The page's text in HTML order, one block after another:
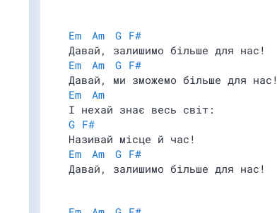
Em Am G F#
Давай, залишимо більше для нас!
Em
Am G F#
Давай, ми зможемо більше для нас!
Em
Am
І нехай знає весь світ:
G F#
Називай місце й час!
Em
Am G F#
Давай, залишимо більше для нас!